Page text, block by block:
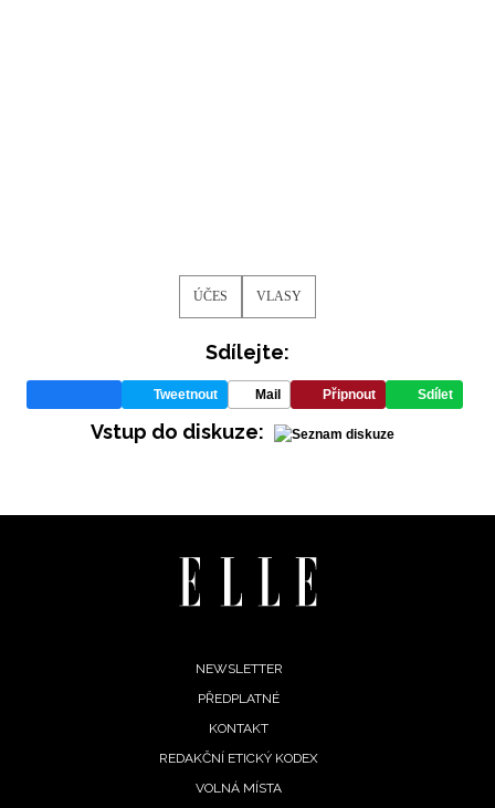
ÚČES VLASY
Sdílejte:
Tweetnout Mail Připnout Sdílet
Vstup do diskuze:
NEWSLETTER
PŘEDPLATNÉ
KONTAKT
REDAKČNÍ ETICKÝ KODEX
VOLNÁ MÍSTA